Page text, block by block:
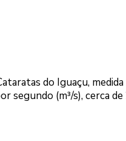
do Iguaçu,
segundo (m³/s), cerca